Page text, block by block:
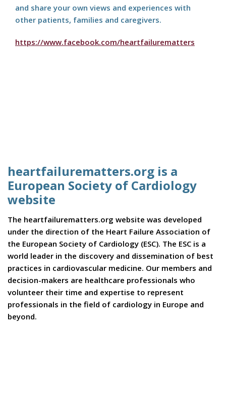
and share your own views and experiences with
other patients, families and caregivers.
https://www.facebook.com/heartfailurematters
heartfailurematters.org is a
European Society of Cardiology
website
The heartfailurematters.org website was developed
under the direction of the Heart Failure Association of
the European Society of Cardiology (ESC). The ESC is a
world leader in the discovery and dissemination of best
practices in cardiovascular medicine. Our members and
decision-makers are healthcare professionals who
volunteer their time and expertise to represent
professionals in the field of cardiology in Europe and
beyond.